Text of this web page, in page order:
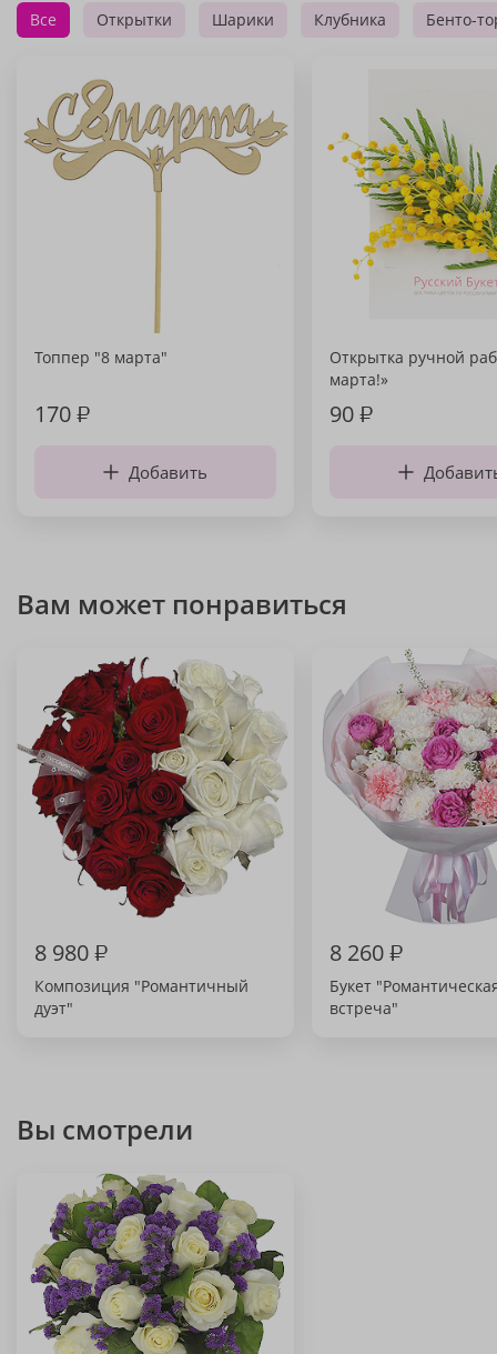
Все Открытки Шарики Клубника Бенто-
Топпер "8 марта"
170₽
Добавить
Открытка ручной
марта!»
90₽
Вам может понравиться
8 980₽
Композиция "Романтичный
дуэт"
8 260₽
Букет
встреча"
Вы смотрели